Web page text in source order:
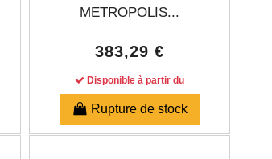
METROPOLIS...
383,29 €
Disponible à partir du
Rupture de stock